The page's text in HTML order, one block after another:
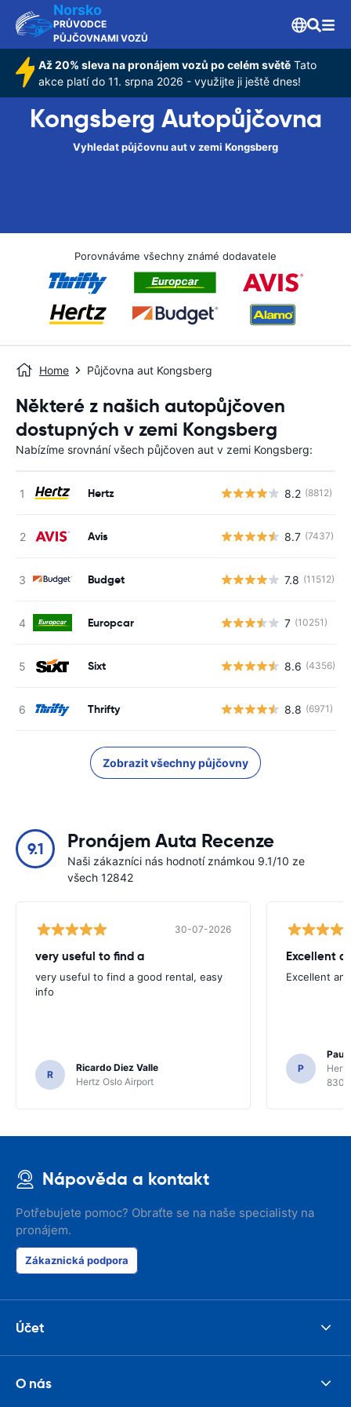
Norsko
PRŮVODCE
PŮJČOVNAMI VOZŮ
Až 20% sleva na pronájem vozů po celém světě Tato
akce platí do 11. srpna 2026 - využijte ji ještě dnes!
Kongsberg Autopůjčovna
Vyhledat půjčovnu aut v zemi Kongsberg
Porovnáváme všechny známé dodavatele
Home Půjčovna aut Kongsberg
Některé z našich autopůjčoven
dostupných v zemi Kongsberg
Nabízíme srovnání všech půjčoven aut v zemi Kongsberg:
Hertz 8.2 (8812)
Avis 8.7 (7437)
Budget 7.8 (11512)
Europcar 7 (10251)
Sixt 8.6 (4356)
Thrifty 8.8 (6971)
Zobrazit všechny půjčovny
9.1 Pronájem Auta Recenze
Naši zákazníci nás hodnotí známkou 9.1/10 ze
všech 12842
30-07-2026
very useful to find a
very useful to find a good rental, easy
info
R
Ricardo Diez Valle
Hertz Oslo Airport
Excellent
Excellent
P
Paul
8300
Nápověda a kontakt
Potřebujete pomoc? Obraťte se na naše specialisty na
pronájem.
Zákaznická podpora
Účet
O nás